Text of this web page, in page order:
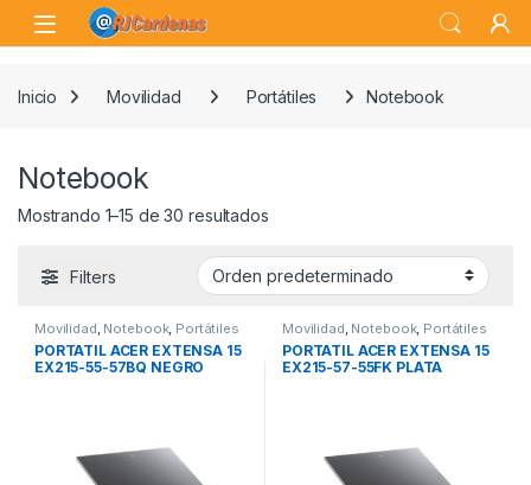
Skip to navigation
Skip to content
Open
Inicio Movilidad Portátiles Notebook
Notebook
Mostrando 1–15 de 30 resultados
Filters
Movilidad, Notebook, Portátiles
PORTATIL ACER EXTENSA 15
EX215-55-57BQ NEGRO
Movilidad, Notebook, Portátiles
PORTATIL ACER EXTENSA 15
EX215-57-55FK PLATA